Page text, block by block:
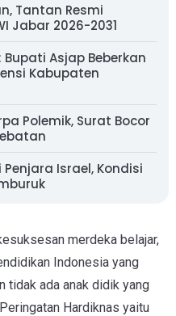
Tantan Resmi
Jabar 2026-2031
Asjap Beberkan
Kabupaten
Polemik, Surat Bocor
Israel, Kondisi
merdeka belajar,
Indonesia yang
tidak ada anak didik yang
Hardiknas yaitu